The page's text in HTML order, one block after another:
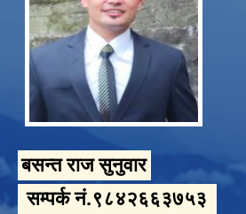
बसन्त राज सुनुवार
सम्पर्क नं.९८४२६६३७५३